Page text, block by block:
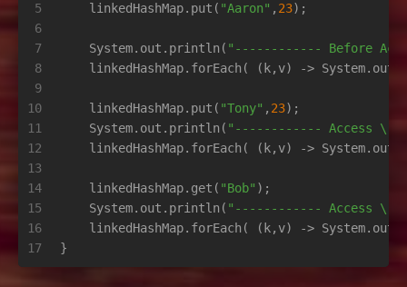
5
6
7
8
9
10
11
12
13
14
15
16
17
    linkedHashMap.put(
"Aaron" , 23);
    System.out.println(
"------------ Before
linkedHashMap.forEach( (k,v) ->
    linkedHashMap.put(
"Tony" , 23);
    System.out.println(
"------------ Access
linkedHashMap.forEach( (k,v) ->
    linkedHashMap.get(
"Bob" );
    System.out.println(
"------------ Access
linkedHashMap.forEach( (k,v) ->
}